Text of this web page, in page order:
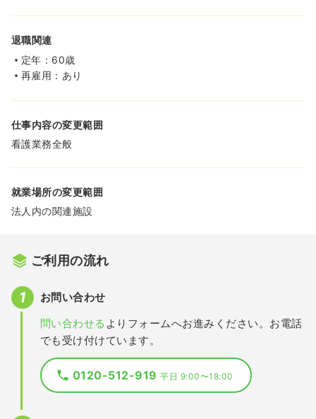
退職関連
定年：60歳
再雇用：あり
仕事内容の変更範囲
看護業務全般
就業場所の変更範囲
法人内の関連施設
ご利用の流れ
お問い合わせ
問い合わせる よりフォームへお進みください。お電話
でも受け付けています。
0120-512-919平日 9:00〜18:00